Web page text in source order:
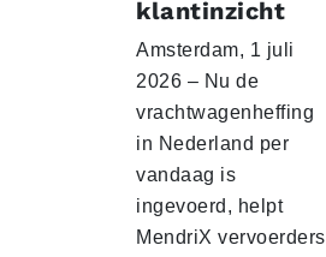
klantinzicht
Amsterdam, 1 juli
2026 – Nu de
vrachtwagenheffing
in Nederland per
vandaag is
ingevoerd, helpt
MendriX vervoerders